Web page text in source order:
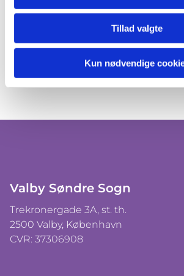
Tillad valgte
Kun nødvendige
Valby Søndre Sogn
Trekronergade 3A, st. th.
2500 Valby, København
CVR: 37306908